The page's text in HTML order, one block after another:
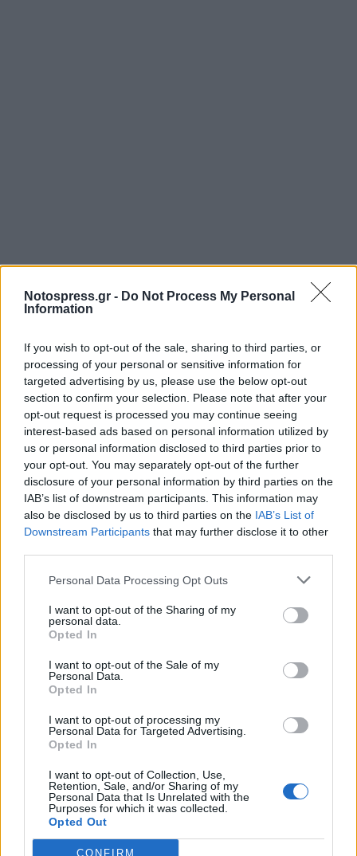
Notospress.gr - Do Not Process My Personal
Information
If you wish to opt-out of the sale, sharing to third parties, or
processing of your personal or sensitive information for
targeted advertising by us, please use the below opt-out
section to confirm your selection. Please note that after your
opt-out request is processed you may continue seeing
interest-based ads based on personal information utilized by
us or personal information disclosed to third parties prior to
your opt-out. You may separately opt-out of the further
disclosure of your personal information by third parties on the
IAB’s list of downstream participants. This information may
also be disclosed by us to third parties on the IAB’s List of
Downstream Participants that may further disclose it to other
Personal Data Processing Opt Outs
I want to opt-out of the Sharing of my
personal data.
Opted In
I want to opt-out of the Sale of my
Personal Data.
Opted In
I want to opt-out of processing my
Personal Data for Targeted Advertising.
Opted In
I want to opt-out of Collection, Use,
Retention, Sale, and/or Sharing of my
Personal Data that Is Unrelated with the
Purposes for which it was collected.
Opted Out
CONFIRM
Πελοπόννησος
σκουπίδια; Τι απαντούν οι εργαζόμενοι
(video)